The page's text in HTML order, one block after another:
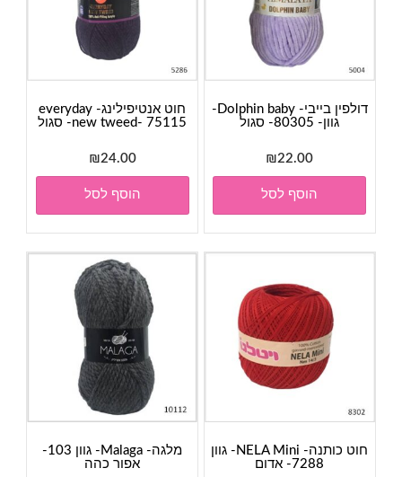
דולפין בייבי- Dolphin baby-
גוון- 80305- סגול
₪22.00
הוסף לסל
חוט אנטיפילינג- everyday
new tweed- 75115- סגול
₪24.00
הוסף לסל
חוט כותנה- NELA Mini- גוון
7288- אדום
מלגה- Malaga- גוון 103-
אפור כהה